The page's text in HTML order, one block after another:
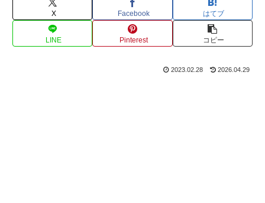
X Facebook はてブ
LINE Pinterest コピー
2023.02.28 2026.04.29